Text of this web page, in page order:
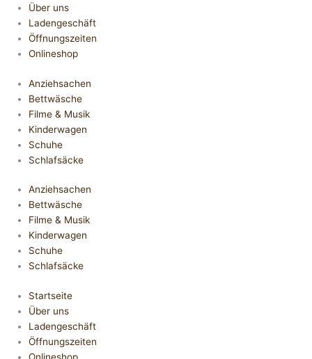
Über uns
Ladengeschäft
Öffnungszeiten
Onlineshop
Anziehsachen
Bettwäsche
Filme & Musik
Kinderwagen
Schuhe
Schlafsäcke
Anziehsachen
Bettwäsche
Filme & Musik
Kinderwagen
Schuhe
Schlafsäcke
Startseite
Über uns
Ladengeschäft
Öffnungszeiten